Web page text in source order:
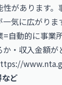
性があります
気に広がりま
自動的に事
・収入金額
ど